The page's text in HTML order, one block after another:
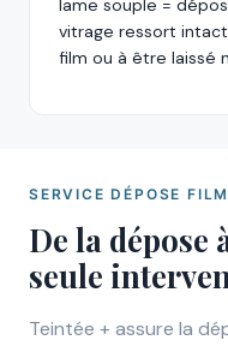
lame souple =
vitrage ressort
film ou à être laissé
SERVICE DÉPOSE
De la dépose
seule
Teintée + assure la